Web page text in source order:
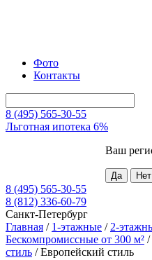
Фото
Контакты
8 (495) 565-30-55
Льготная ипотека 6%
Ваш
8 (495) 565-30-55
8 (812) 336-60-79
Санкт-Петербург
Главная / 1-этажные / 2-
Бескомпромиссные от 300 м² /
стиль /Европейский стиль